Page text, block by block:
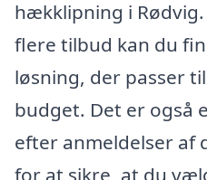
hækklipning i
flere tilbud kan du
løsning, der passer
budget. Det er også
efter anmeldelser af